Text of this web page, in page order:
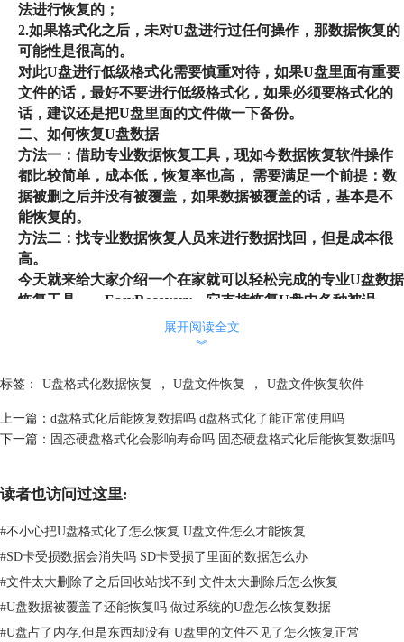
法进行恢复的；
2.如果格式化之后，未对U盘进行过任何操作，那数据恢复的
可能性是很高的。
对此U盘进行低级格式化需要慎重对待，如果U盘里面有重要
文件的话，最好不要进行低级格式化，如果必须要格式化的
话，建议还是把U盘里面的文件做一下备份。
二、如何恢复U盘数据
方法一：借助专业数据恢复工具，现如今数据恢复软件操作
都比较简单，成本低，恢复率也高， 需要满足一个前提：数
据被删之后并没有被覆盖，如果数据被覆盖的话，基本是不
能恢复的。
方法二：找专业数据恢复人员来进行数据找回，但是成本很
高。
今天就来给大家介绍一个在家就可以轻松完成的专业U盘数据
恢复工具——EasyRecovery，它支持恢复U盘中各种被误
删、格式化的照片、视频、音频、文件等多种类型。（浏览
器搜索“EasyRecovery中文官网”即可下载软件）
下载安装好EasyRecovery数据恢复软件，启动主界面后如下
展开阅读全文
︾
标签： U盘格式化数据恢复 ， U盘文件恢复 ， U盘文件恢复软件
上一篇： d盘格式化后能恢复数据吗 d盘格式化了能正常使用吗
下一篇： 固态硬盘格式化会影响寿命吗 固态硬盘格式化后能恢复数据吗
读者也访问过这里:
#不小心把U盘格式化了怎么恢复 U盘文件怎么才能恢复
#SD卡受损数据会消失吗 SD卡受损了里面的数据怎么办
#文件太大删除了之后回收站找不到 文件太大删除后怎么恢复
#U盘数据被覆盖了还能恢复吗 做过系统的U盘怎么恢复数据
#U盘占了内存,但是东西却没有 U盘里的文件不见了怎么恢复正常